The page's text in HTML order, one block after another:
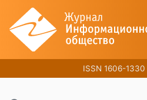
ISSN 1606-